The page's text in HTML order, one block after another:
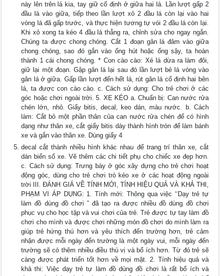
này lên trên lá kia, tay giữ cố định ở giữa hai lá. Lần lượt gấp 2
đầu lá vào giữa, tiếp theo lần lượt xỏ 2 đầu lá còn lại vào hai
vòng lá đã gấp trước, và thực hiện tương tự vói 2 đầu lá còn lại.
Khi xỏ xong ta kéo 4 đầu lá thẳng ra, chỉnh sửa cho ngay ngắn.
Chúng ta được chong chóng. Cắt 1 đoạn gân lá đâm vào giữa
chong chóng, sao đó gắn vào ống hút hoặc ống sậy, ta hoàn
thành 1 cái chong chóng. * Con cào cào: Xé lá dừa ra làm đôi,
giữ lại một đoạn. Gập gân lá lại sau đó lần lượt bẻ lá vòng vào
gân lá ở giữa. Gấp lần lượt đến hết lá, rút gân lá cố định hai bên
lá, ta được con cào cào. c. Cách sử dụng: Cho trẻ chơi ở các
góc hoặc chơi ngoài trời. 5. XE KÉO a. Chuẩn bị: Can nước rửa
chén lớn, nhỏ. Giấy bitis, decal, keo dán, màu nước. b. Cách
làm: Cắt bỏ một phần thân của can nước rửa chén để có hình
dạng như thân xe, cắt giấy bitis dày thành hình tròn để làm bánh
xe và gắn vào thân xe. Dùng giấy 4
decal cắt thành nhiều hình khác nhau để trang trí thân xe, cắt
dán biển số xe. Vẽ thêm các chi tiết phụ cho chiếc xe đẹp hơn.
c. Cách sử dụng: Trưng bày ở góc xây dựng cho trẻ chơi hoạt
động góc, dùng cho trẻ chơi trò kéo xe ở các hoạt động ngoài
trời III. ĐÁNH GIÁ VỀ TÍNH MỚI, TÍNH HIỆU QUẢ VÀ KHẢ THI,
PHẠM VI ÁP DỤNG: 1. Tính mới: Thông qua việc ‘‘Dạy trẻ tự
làm đồ dùng đồ chơi ” đã tạo ra được nhiều đồ dùng đồ chơi
phục vụ cho học tập và vui chơi của trẻ. Trẻ được tự tay làm đồ
chơi cho mình và được chơi những món đồ chơi do mình làm ra
giúp trẻ hứng thú hơn và yêu thích đến trường hơn, trẻ cảm
nhận được mỗi ngày đến trường là một ngày vui, mỗi ngày đến
trường sẽ có thêm nhiều điều thú vị và bổ ích hơn. Từ đó trẻ sẽ
càng được phát triển tốt hơn về mọi mặt. 2. Tính hiệu quả và
khả thi: Việc dạy trẻ tự làm đồ dùng đồ chơi là rất bổ ích và